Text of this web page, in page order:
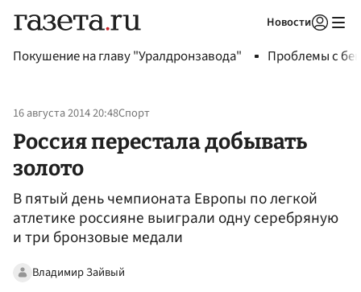
Новости
Покушение на главу "Уралдронзавода" Проблемы с
16 августа 2014 20:48Спорт
Россия перестала добывать
золото
В пятый день чемпионата Европы по легкой
атлетике россияне выиграли одну серебряную
и три бронзовые медали
Владимир Зайвый